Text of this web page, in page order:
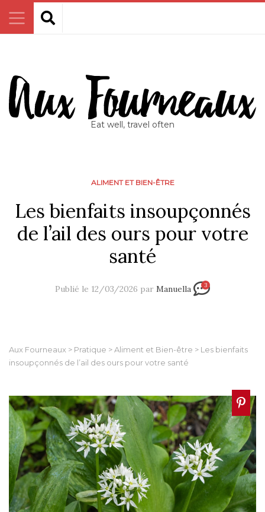
Eat well, travel often
ALIMENT ET BIEN-ÊTRE
Les bienfaits insoupçonnés
de l’ail des ours pour votre
santé
Publié le 12/03/2026 par Manuella 3
Aux Fourneaux > Pratique >Aliment et Bien-être > Les bienfaits
insoupçonnés de l’ail des ours pour votre santé